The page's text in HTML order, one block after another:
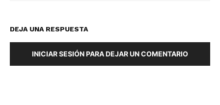
DEJA UNA RESPUESTA
INICIAR SESIÓN PARA DEJAR UN COMENTARIO